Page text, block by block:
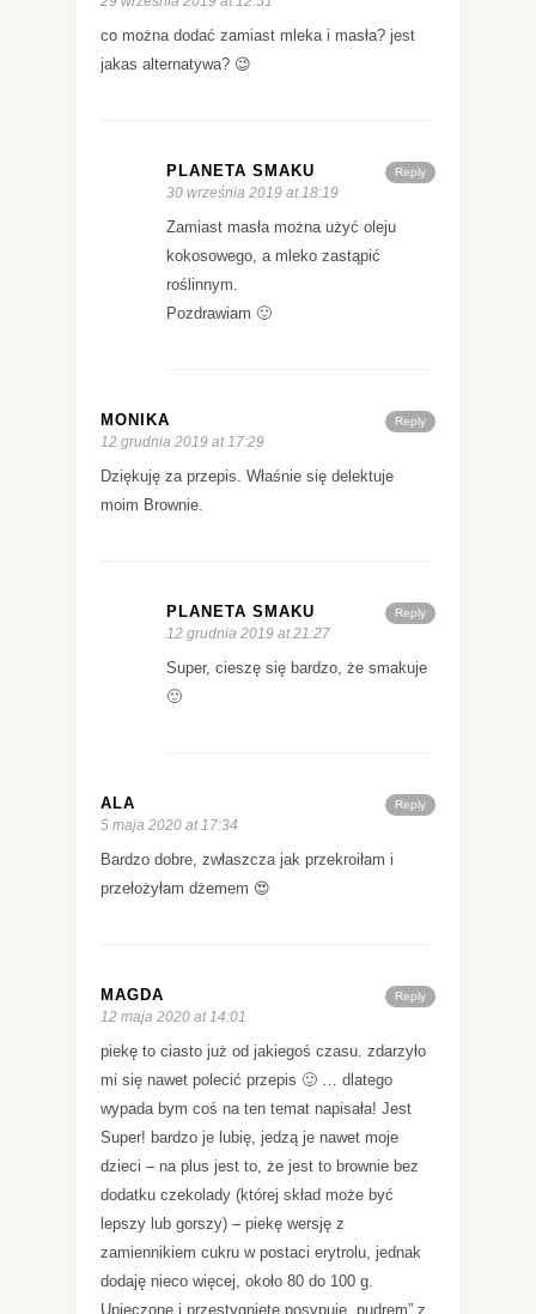
co można dodać zamiast mleka i masła? jest
jakas alternatywa? 😉
Reply
PLANETA SMAKU
30 września 2019 at 18:19
Zamiast masła można użyć oleju
kokosowego, a mleko zastąpić
roślinnym.
Pozdrawiam 🙂
Reply
MONIKA
12 grudnia 2019 at 17:29
Dziękuję za przepis. Właśnie się delektuje
moim Brownie.
Reply
PLANETA SMAKU
12 grudnia 2019 at 21:27
Super, cieszę się bardzo, że smakuje
🙂
Reply
ALA
5 maja 2020 at 17:34
Bardzo dobre, zwłaszcza jak przekroiłam i
przełożyłam dżemem 😍
Reply
MAGDA
12 maja 2020 at 14:01
piekę to ciasto już od jakiegoś czasu. zdarzyło
mi się nawet polecić przepis 🙂 … dlatego
wypada bym coś na ten temat napisała! Jest
Super! bardzo je lubię, jedzą je nawet moje
dzieci – na plus jest to, że jest to brownie bez
dodatku czekolady (której skład może być
lepszy lub gorszy) – piekę wersję z
zamiennikiem cukru w postaci erytrolu, jednak
dodaję nieco więcej, około 80 do 100 g.
Upieczone i przestygnięte posypuję „pudrem” z